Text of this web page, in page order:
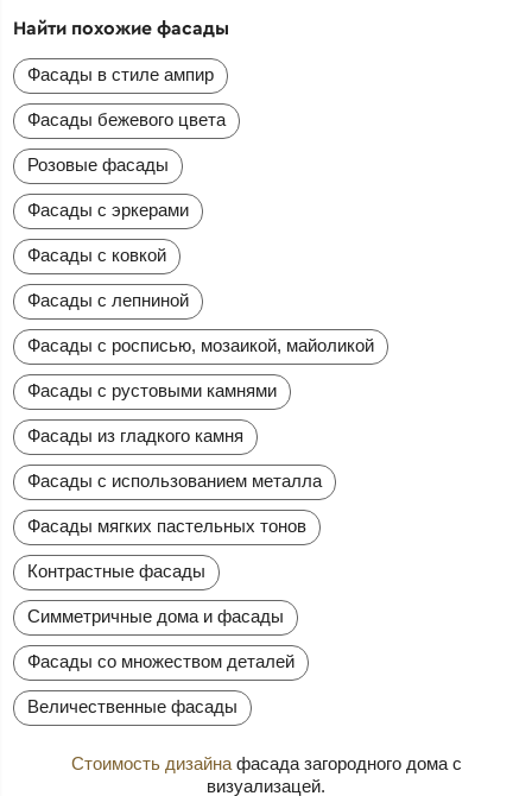
Найти похожие фасады
Фасады в стиле ампир
Фасады бежевого цвета
Розовые фасады
Фасады с эркерами
Фасады с ковкой
Фасады с лепниной
Фасады с росписью, мозаикой, майоликой
Фасады с рустовыми камнями
Фасады из гладкого камня
Фасады с использованием металла
Фасады мягких пастельных тонов
Контрастные фасады
Симметричные дома и фасады
Фасады со множеством деталей
Величественные фасады
Стоимость дизайнафасада загородного дома с
визуализацей.